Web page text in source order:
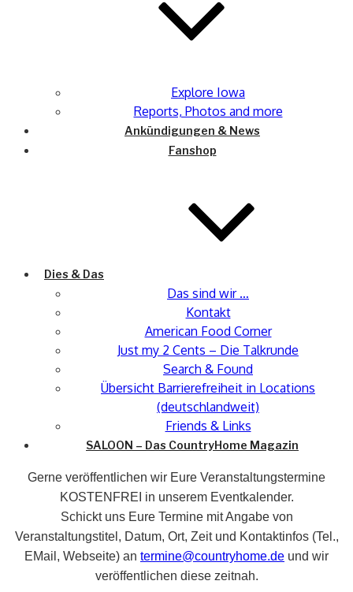
Explore Iowa
Reports, Photos and more
Ankündigungen & News
Fanshop
Dies & Das
Das sind wir …
Kontakt
American Food Corner
Just my 2 Cents – Die Talkrunde
Search & Found
Übersicht Barrierefreiheit in Locations
(deutschlandweit)
Friends & Links
SALOON – Das CountryHome Magazin
Gerne veröffentlichen wir Eure Veranstaltungstermine
KOSTENFREI in unserem Eventkalender.
Schickt uns Eure Termine mit Angabe von
Veranstaltungstitel, Datum, Ort, Zeit und Kontaktinfos (Tel.,
EMail, Webseite) an termine@countryhome.de und wir
veröffentlichen diese zeitnah.